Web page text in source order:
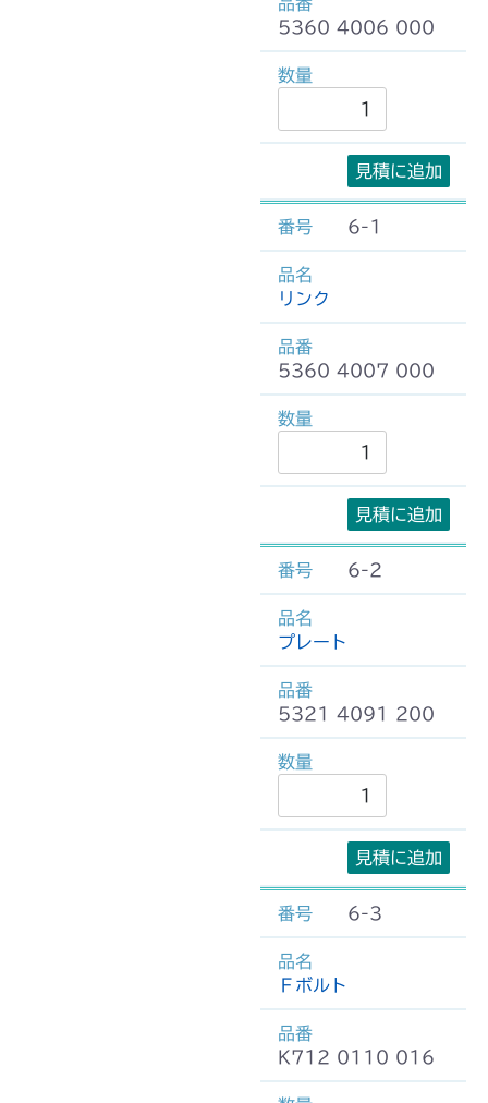
5360 4006 000
見積に追加
6-1
リンク
5360 4007 000
見積に追加
6-2
プレート
5321 4091 200
見積に追加
6-3
Ｆボルト
K712 0110 016